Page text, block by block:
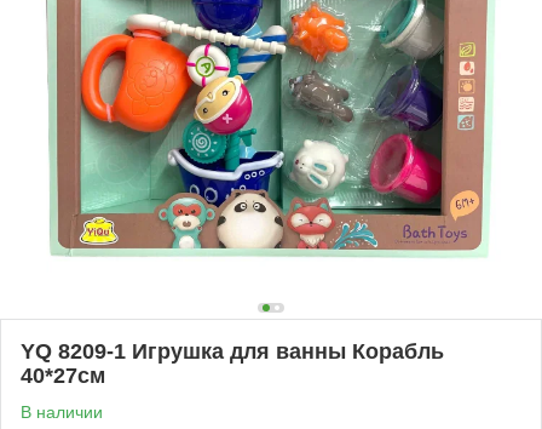
YQ 8209-1 Игрушка для ванны Корабль
40*27см
В наличии